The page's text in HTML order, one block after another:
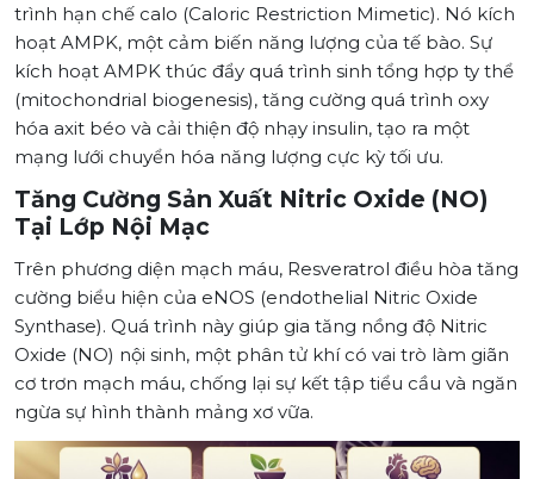
trình hạn chế calo (Caloric Restriction Mimetic). Nó kích
hoạt AMPK, một cảm biến năng lượng của tế bào. Sự
kích hoạt AMPK thúc đẩy quá trình sinh tổng hợp ty thể
(mitochondrial biogenesis), tăng cường quá trình oxy
hóa axit béo và cải thiện độ nhạy insulin, tạo ra một
mạng lưới chuyển hóa năng lượng cực kỳ tối ưu.
Tăng Cường Sản Xuất Nitric Oxide (NO)
Tại Lớp Nội Mạc
Trên phương diện mạch máu, Resveratrol điều hòa tăng
cường biểu hiện của eNOS (endothelial Nitric Oxide
Synthase). Quá trình này giúp gia tăng nồng độ Nitric
Oxide (NO) nội sinh, một phân tử khí có vai trò làm giãn
cơ trơn mạch máu, chống lại sự kết tập tiểu cầu và ngăn
ngừa sự hình thành mảng xơ vữa.